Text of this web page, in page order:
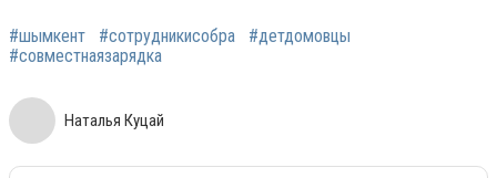
#шымкент #сотрудникисобра
#детдомовцы
#совместнаязарядка
Наталья Куцай